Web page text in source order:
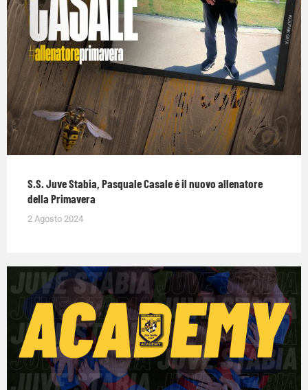
S.S. Juve Stabia, Pasquale Casale é il nuovo allenatore
della Primavera
2 Agosto 2024